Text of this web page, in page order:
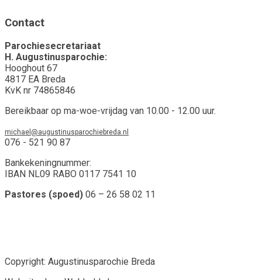
Contact
Parochiesecretariaat
H. Augustinusparochie:
Hooghout 67
4817 EA Breda
KvK nr 74865846
Bereikbaar op ma-woe-vrijdag van 10.00 - 12.00 uur.
michael@augustinusparochiebreda.nl
076 - 521 90 87
Bankekeningnummer:
IBAN NL09 RABO 0117 7541 10
Pastores (spoed) 06 – 26 58 02 11
Copyright: Augustinusparochie Breda